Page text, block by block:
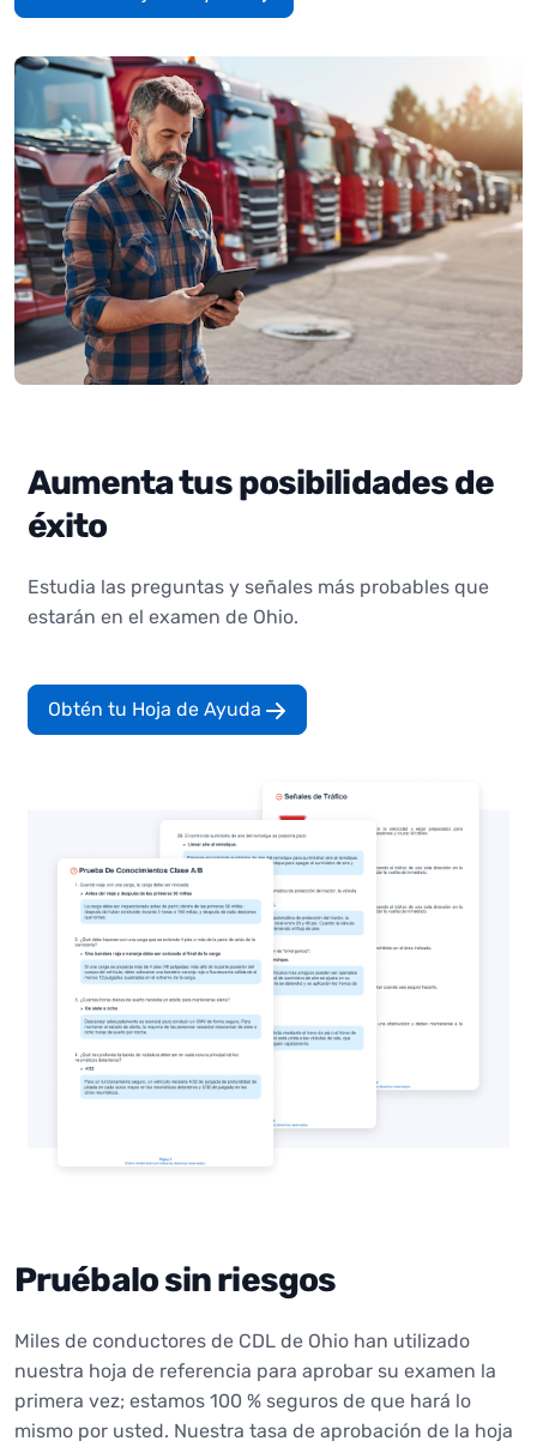
Aumenta tus posibilidades de
éxito
Estudia las preguntas y señales más probables que
estarán en el examen de Ohio.
Obtén tu Hoja de Ayuda
Pruébalo sin riesgos
Miles de conductores de CDL de Ohio han utilizado
nuestra hoja de referencia para aprobar su examen la
primera vez; estamos 100 % seguros de que hará lo
mismo por usted. Nuestra tasa de aprobación de la hoja